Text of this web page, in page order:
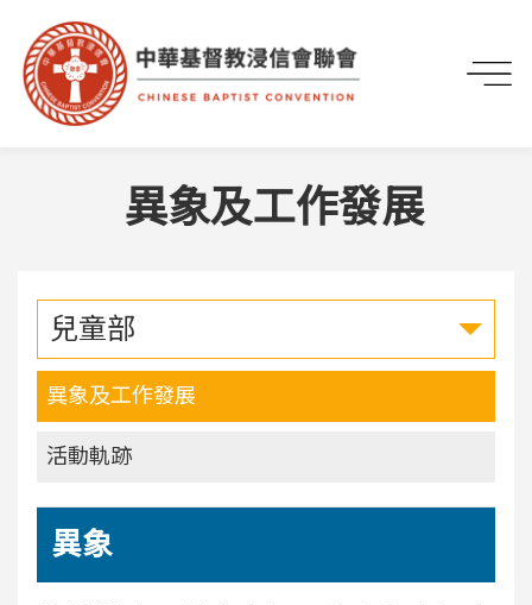
首頁
異象及工作發展
兒童部
異象及工作發展
活動軌跡
異象